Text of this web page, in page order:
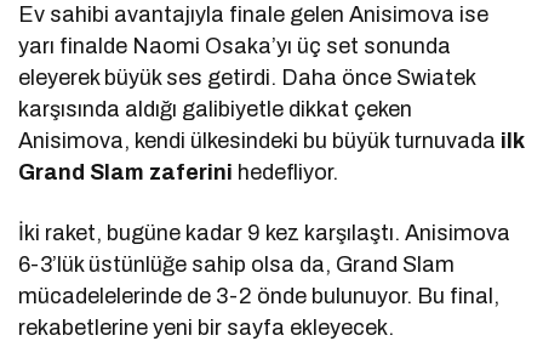
Ev sahibi avantajıyla finale gelen Anisimova ise
yarı finalde Naomi Osaka’yı üç set sonunda
eleyerek büyük ses getirdi. Daha önce Swiatek
karşısında aldığı galibiyetle dikkat çeken
Anisimova, kendi ülkesindeki bu büyük turnuvada ilk
Grand Slam zaferini hedefliyor.
İki raket, bugüne kadar 9 kez karşılaştı. Anisimova
6-3’lük üstünlüğe sahip olsa da, Grand Slam
mücadelelerinde de 3-2 önde bulunuyor. Bu final,
rekabetlerine yeni bir sayfa ekleyecek.